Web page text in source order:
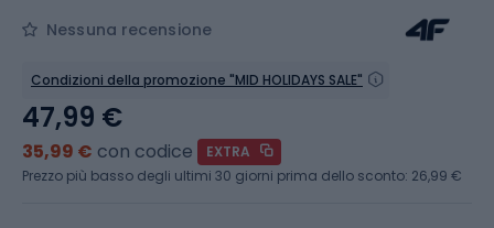
Nessuna recensione
Condizioni della promozione "MID HOLIDAYS SALE"
47,99 €
35,99 € con codice
EXTRA
Prezzo più basso degli ultimi 30 giorni prima dello sconto: 26,99 €